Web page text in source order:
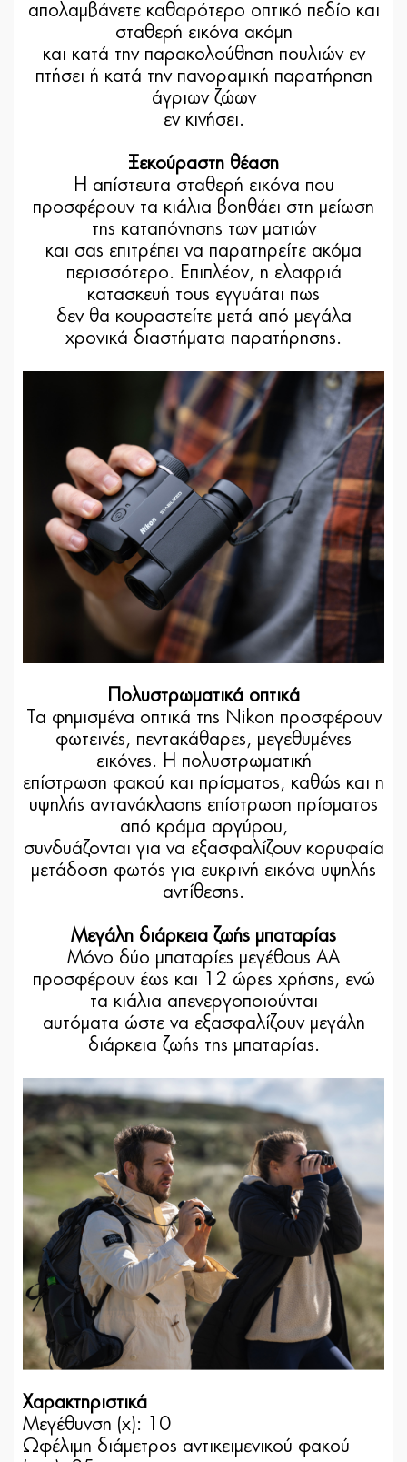
απολαμβάνετε καθαρότερο οπτικό πεδίο και
σταθερή εικόνα ακόμη
και κατά την παρακολούθηση πουλιών εν
πτήσει ή κατά την πανοραμική παρατήρηση
άγριων ζώων
εν κινήσει.
Ξεκούραστη θέαση
Η απίστευτα σταθερή εικόνα που
προσφέρουν τα κιάλια βοηθάει στη μείωση
της καταπόνησης των ματιών
και σας επιτρέπει να παρατηρείτε ακόμα
περισσότερο. Επιπλέον, η ελαφριά
κατασκευή τους εγγυάται πως
δεν θα κουραστείτε μετά από μεγάλα
χρονικά διαστήματα παρατήρησης.
Πολυστρωματικά οπτικά
Τα φημισμένα οπτικά της Nikon προσφέρουν
φωτεινές, πεντακάθαρες, μεγεθυμένες
εικόνες. Η πολυστρωματική
επίστρωση φακού και πρίσματος, καθώς και η
υψηλής αντανάκλασης επίστρωση πρίσματος
από κράμα αργύρου,
συνδυάζονται για να εξασφαλίζουν κορυφαία
μετάδοση φωτός για ευκρινή εικόνα υψηλής
αντίθεσης.
Μεγάλη διάρκεια ζωής μπαταρίας
Μόνο δύο μπαταρίες μεγέθους AA
προσφέρουν έως και 12 ώρες χρήσης, ενώ
τα κιάλια απενεργοποιούνται
αυτόματα ώστε να εξασφαλίζουν μεγάλη
διάρκεια ζωής της μπαταρίας.
Χαρακτηριστικά
Μεγέθυνση (x): 10
Ωφέλιμη διάμετρος αντικειμενικού φακού